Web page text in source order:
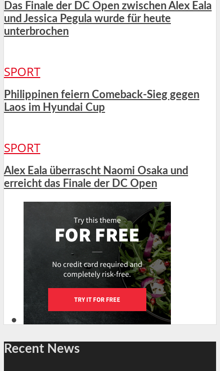
Das Finale der DC Open zwischen Alex Eala
und Jessica Pegula wurde für heute
unterbrochen
SPORT
Philippinen feiern Comeback-Sieg gegen
Laos im Hyundai Cup
SPORT
Alex Eala überrascht Naomi Osaka und
erreicht das Finale der DC Open
Recent News